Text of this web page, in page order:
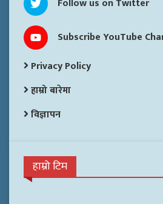
Subscribe YouTube
Privacy Policy
हाम्रो बारेमा
विज्ञापन
हाम्रो टिम